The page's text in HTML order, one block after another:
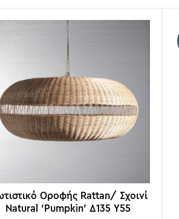
Οροφής Rattan/ Σχοινί
Natural ‘Pumpkin’ Δ135 Υ55